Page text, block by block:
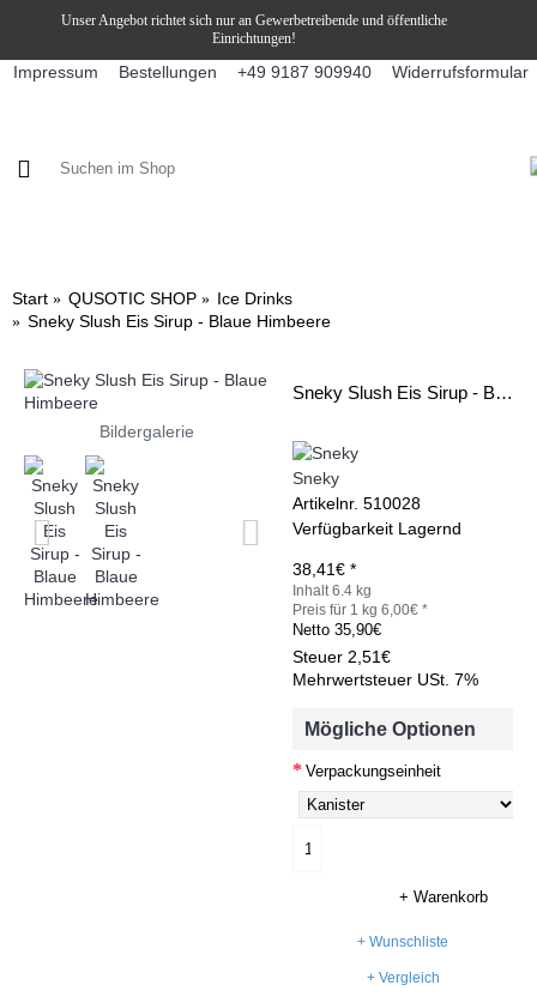
Unser Angebot richtet sich nur an Gewerbetreibende und öffentliche
Einrichtungen!
Impressum Bestellungen +49 9187 909940 Widerrufsformular
Start QUSOTIC SHOP
Ice Drinks
Sneky Slush Eis Sirup - Blaue Himbeere
Bildergalerie
Sneky Slush Eis Sirup - Blaue Himbeere
Sneky
Artikelnr. 510028
Verfügbarkeit Lagernd
38,41€ *
Inhalt 6.4 kg
Preis für 1 kg 6,00€ *
Netto 35,90€
Steuer 2,51€
Mehrwertsteuer USt. 7%
Mögliche Optionen
Verpackungseinheit
+ Warenkorb
+ Wunschliste
+ Vergleich